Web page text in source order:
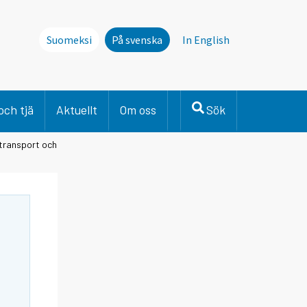
Suomeksi På svenska In English
tjä Aktuellt Om oss Sök
och